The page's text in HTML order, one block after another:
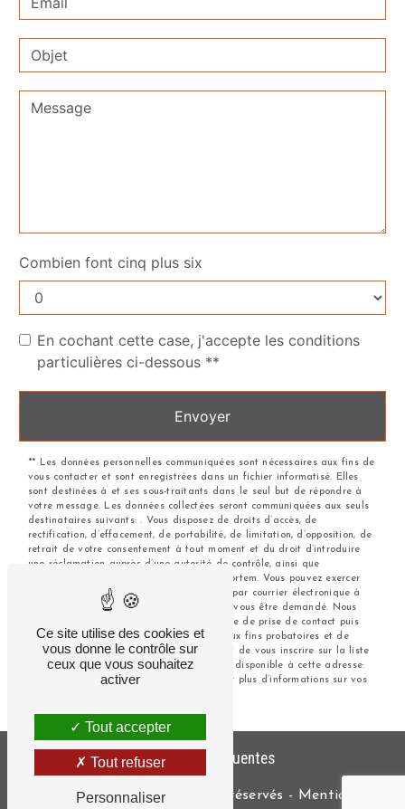
Combien font cinq plus six
En cochant cette case, j'accepte les conditions
particulières ci-dessous **
Envoyer
** Les données personnelles communiquées sont nécessaires aux fins de
vous contacter et sont enregistrées dans un fichier informatisé. Elles
sont destinées à et ses sous-traitants dans le seul but de répondre à
votre message. Les données collectées seront communiquées aux seuls
destinataires suivants: . Vous disposez de droits d’accès, de
rectification, d’effacement, de portabilité, de limitation, d’opposition, de
retrait de votre consentement à tout moment et du droit d’introduire
une réclamation auprès d’une autorité de contrôle, ainsi que
d’organiser le sort de vos données post-mortem. Vous pouvez exercer
ces droits par voie postale à l'adresse ou par courrier électronique à
l'adresse . Un justificatif d'identité pourra vous être demandé. Nous
conservons vos données pendant la période de prise de contact puis
pendant la durée de prescription légale aux fins probatoires et de
gestion des contentieux. Vous avez le droit de vous inscrire sur la liste
d'opposition au démarchage téléphonique, disponible à cette adresse:
. Consultez le site cnil.fr pour plus d’informations sur vos
Recherches fréquentes
Vistalid- 2026 - Tous droits réservés - Mentions
Ce site utilise des cookies et
vous donne le contrôle sur
ceux que vous souhaitez
activer
Tout accepter
Tout refuser
Personnaliser